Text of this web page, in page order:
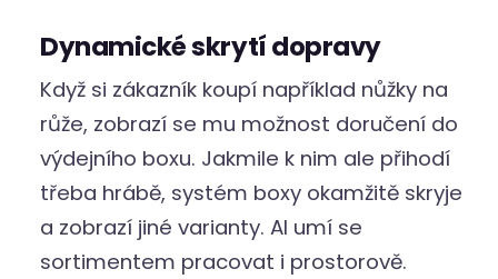
Dynamické skrytí dopravy
Když si zákazník koupí například nůžky na
růže, zobrazí se mu možnost doručení do
výdejního boxu. Jakmile k nim ale přihodí
třeba hrábě, systém boxy okamžitě skryje
a zobrazí jiné varianty. AI umí se
sortimentem pracovat i prostorově.